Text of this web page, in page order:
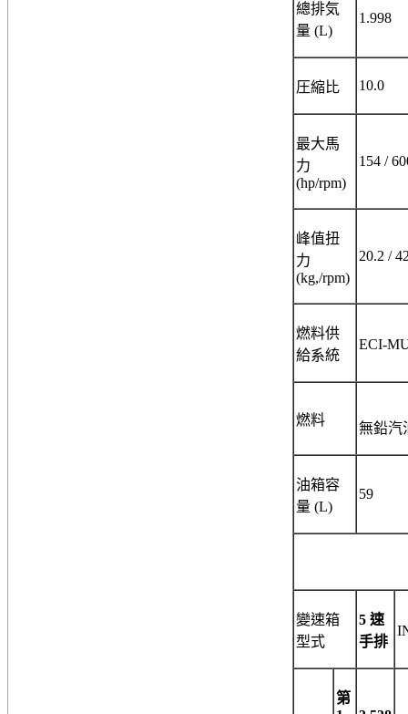
總排気
量 (L)
1.998
圧縮比 10.0
最大馬
力
(hp/rpm)
154 /
峰值扭
力
(kg,/rpm)
20.2 /
燃料供
給系統
ECI-
燃料
無鉛汽
油箱容
量 (L)
59
變速箱
型式
5 速
手排
第